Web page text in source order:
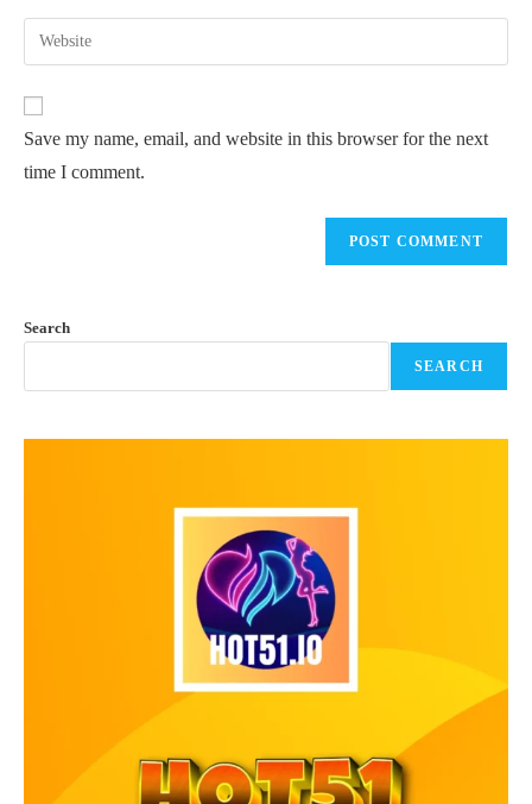
comment
email
address
Enter
your
URL
(optional)
Save my name, email, and website in this browser for the next
time I comment.
Search
SEARCH